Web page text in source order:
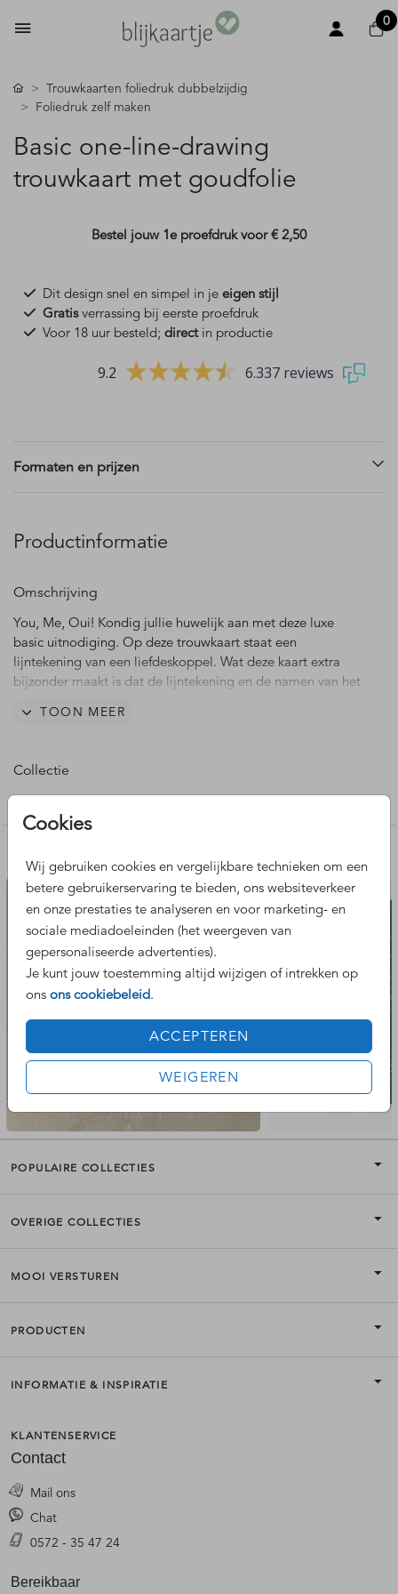
0
Cookies
Wij gebruiken cookies en vergelijkbare technieken om een
betere gebruikerservaring te bieden, ons websiteverkeer
en onze prestaties te analyseren en voor marketing- en
sociale mediadoeleinden (het weergeven van
gepersonaliseerde advertenties).
Je kunt jouw toestemming altijd wijzigen of intrekken op
ons ons cookiebeleid.
ACCEPTEREN
WEIGEREN
Trouwkaarten foliedruk dubbelzijdig
Foliedruk zelf maken
Basic one-line-drawing
trouwkaart met goudfolie
Bestel jouw 1e proefdruk voor€ 2,50
Dit design snel en simpel in je eigen stijl
Gratisverrassing bij eerste proefdruk
Voor 18 uur besteld; directin productie
9.2 6.337 reviews
Formaten en prijzen
Productinformatie
Omschrijving
You, Me, Oui! Kondig jullie huwelijk aan met deze luxe
basic uitnodiging. Op deze trouwkaart staat een
lijntekening van een liefdeskoppel. Wat deze kaart extra
bijzonder maakt is dat de lijntekening en de namen van het
koperfolie, zilverfolie of roséfolie? Of een andere
TOON MEER
Collectie
Foliedruk zelf maken
Nog meer leuke ontwerpen
POPULAIRE COLLECTIES
OVERIGE COLLECTIES
MOOI VERSTUREN
PRODUCTEN
INFORMATIE & INSPIRATIE
KLANTENSERVICE
Contact
Mail ons
Chat
0572 - 35 47 24
Bereikbaar